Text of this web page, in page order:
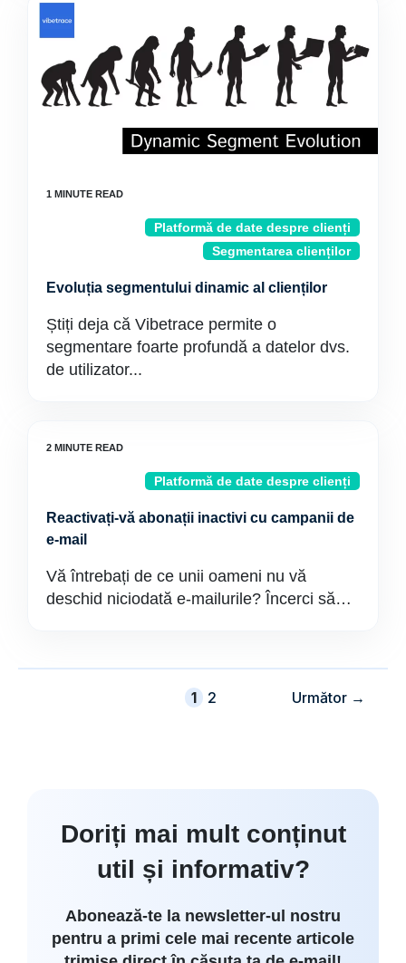
Platformă de date despre clienți
Segmentarea clienților
Evoluția segmentului dinamic al clienților
Știți deja că Vibetrace permite o
segmentare foarte profundă a datelor dvs.
de utilizator...
Platformă de date despre clienți
Reactivați-vă abonații inactivi cu campanii de
e-mail
Vă întrebați de ce unii oameni nu vă
deschid niciodată e-mailurile? Încerci să…
Pagina
1 Pagina
2 Următor →
Doriți mai mult conținut
util și informativ?
Abonează-te la newsletter-ul nostru
pentru a primi cele mai recente articole